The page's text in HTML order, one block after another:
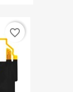
favorite_border